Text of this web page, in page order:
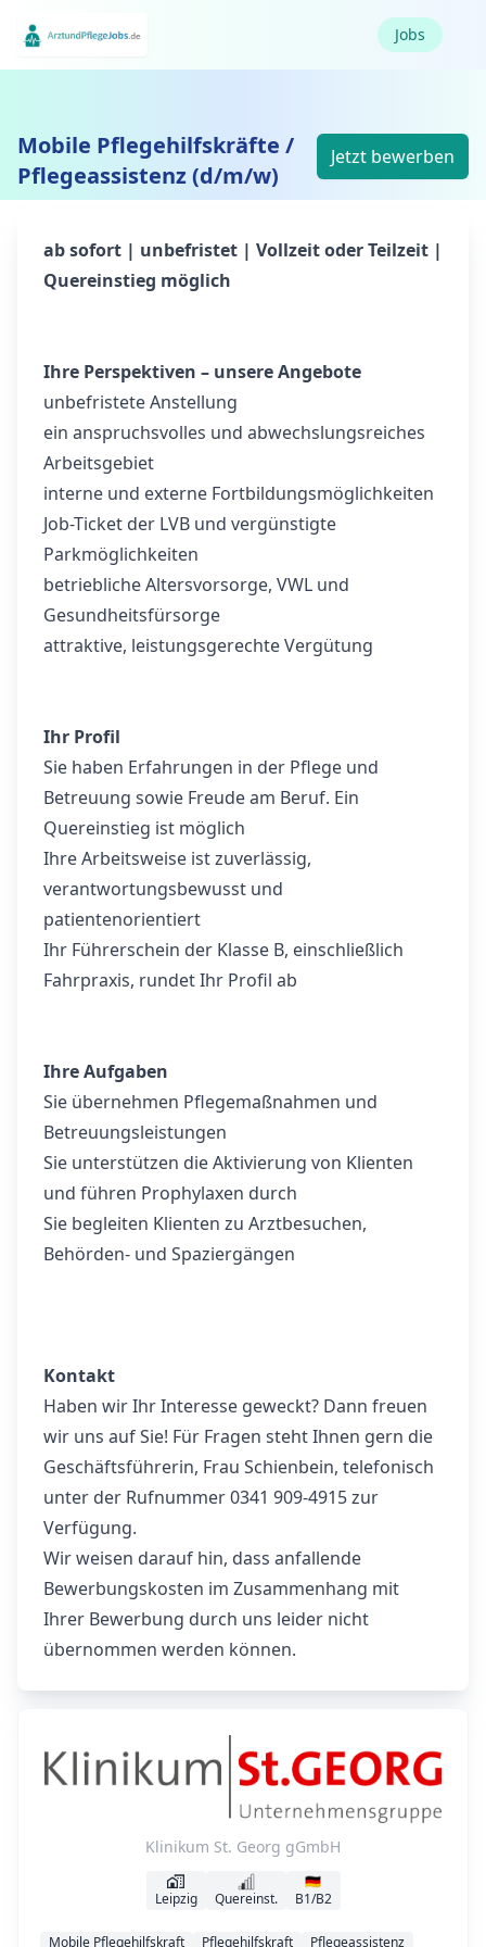
Jobs
Mobile Pflegehilfskräfte /
Pflegeassistenz (d/m/w)
Jetzt bewerben
ab sofort | unbefristet | Vollzeit oder Teilzeit |
Quereinstieg möglich
Ihre Perspektiven – unsere Angebote
unbefristete Anstellung
ein anspruchsvolles und abwechslungsreiches
Arbeitsgebiet
interne und externe Fortbildungsmöglichkeiten
Job-Ticket der LVB und vergünstigte
Parkmöglichkeiten
betriebliche Altersvorsorge, VWL und
Gesundheitsfürsorge
attraktive, leistungsgerechte Vergütung
Ihr Profil
Sie haben Erfahrungen in der Pflege und
Betreuung sowie Freude am Beruf. Ein
Quereinstieg ist möglich
Ihre Arbeitsweise ist zuverlässig,
verantwortungsbewusst und
patientenorientiert
Ihr Führerschein der Klasse B, einschließlich
Fahrpraxis, rundet Ihr Profil ab
Ihre Aufgaben
Sie übernehmen Pflegemaßnahmen und
Betreuungsleistungen
Sie unterstützen die Aktivierung von Klienten
und führen Prophylaxen durch
Sie begleiten Klienten zu Arztbesuchen,
Behörden- und Spaziergängen
Kontakt
Haben wir Ihr Interesse geweckt? Dann freuen
wir uns auf Sie! Für Fragen steht Ihnen gern die
Geschäftsführerin, Frau Schienbein, telefonisch
unter der Rufnummer 0341 909-4915 zur
Verfügung.
Wir weisen darauf hin, dass anfallende
Bewerbungskosten im Zusammenhang mit
Ihrer Bewerbung durch uns leider nicht
übernommen werden können.
Klinikum St. Georg gGmbH
Leipzig Quereinst.
🇩🇪
B1/B2
Mobile Pflegehilfskraft Pflegehilfskraft Pflegeassistenz